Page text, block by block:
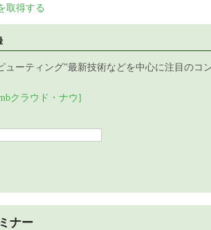
取得する
ューティング”最新技術などを中心に注目のコ
クラウド・ナウ]
ナー